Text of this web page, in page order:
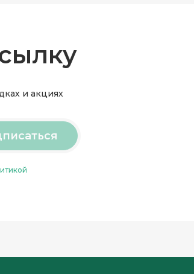
и акциях